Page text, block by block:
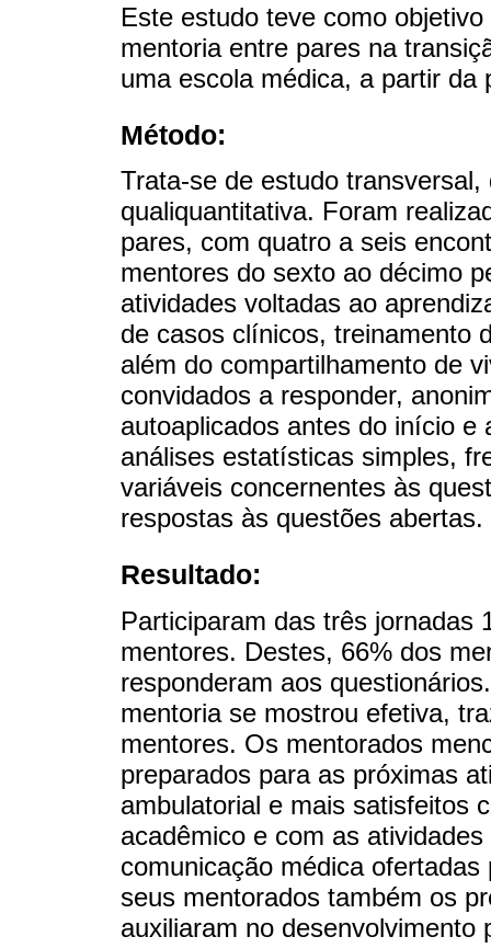
Este estudo teve como
mentoria entre pares na
uma escola médica, a partir da
Método:
Trata-se de estudo
qualiquantitativa. Foram
pares, com quatro a seis
mentores do sexto ao décimo
atividades voltadas ao
de casos clínicos, treinamento
além do compartilhamento de
convidados a responder,
autoaplicados antes do início e
análises estatísticas simples,
variáveis concernentes às
respostas às questões abertas.
Resultado:
Participaram das três jornadas
mentores. Destes, 66% dos
responderam aos
mentoria se mostrou efetiva,
mentores. Os mentorados
preparados para as próximas
ambulatorial e mais satisfeitos
acadêmico e com as
comunicação médica
seus mentorados também os
auxiliaram no desenvolvimento